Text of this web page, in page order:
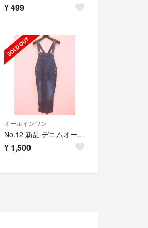
¥499
オールインワン
No.12 新品 デニムオールインワン
¥ 1,500